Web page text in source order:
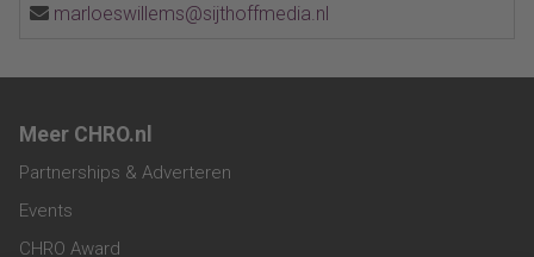
marloeswillems@sijthoffmedia.nl
Meer CHRO.nl
Partnerships & Adverteren
Events
CHRO Award